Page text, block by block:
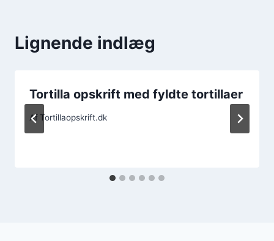
Lignende indlæg
Tortilla opskrift med fyldte tortillaer
Af Tortillaopskrift.dk